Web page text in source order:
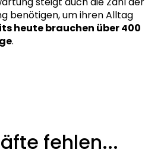
benötigen, um ihren Alltag
heute brauchen über 400
.
fehlen...